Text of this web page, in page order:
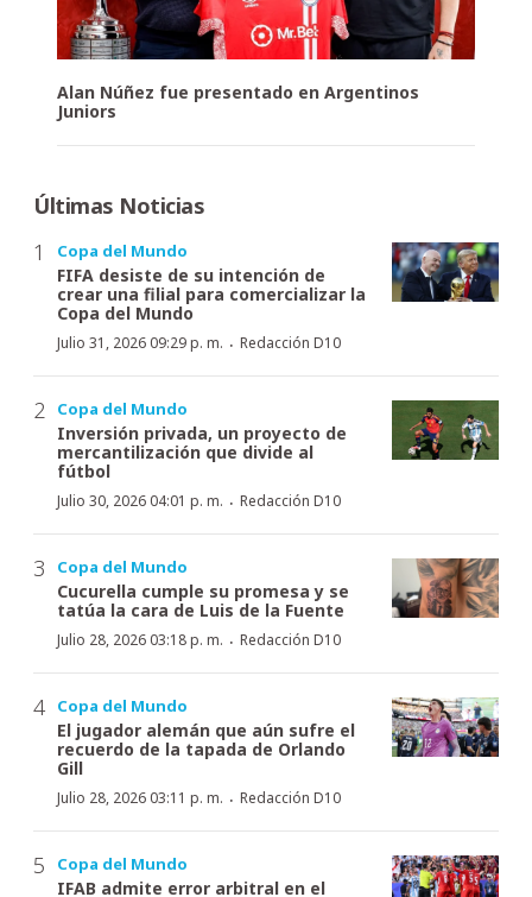
Alan Núñez fue presentado en Argentinos
Juniors
Últimas Noticias
Copa del Mundo
FIFA desiste de su intención de
crear una filial para comercializar la
Copa del Mundo
Julio 31, 2026 09:29 p. m. · Redacción D10
Copa del Mundo
Inversión privada, un proyecto de
mercantilización que divide al
fútbol
Julio 30, 2026 04:01 p. m. · Redacción D10
Copa del Mundo
Cucurella cumple su promesa y se
tatúa la cara de Luis de la Fuente
Julio 28, 2026 03:18 p. m. · Redacción D10
Copa del Mundo
El jugador alemán que aún sufre el
recuerdo de la tapada de Orlando
Gill
Julio 28, 2026 03:11 p. m. · Redacción D10
Copa del Mundo
IFAB admite error arbitral en el